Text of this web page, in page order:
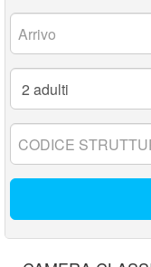
Arrivo:
Adulti:
Codice
struttura: